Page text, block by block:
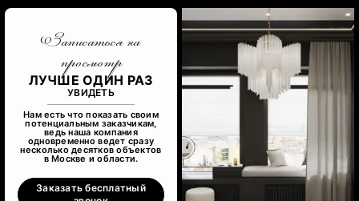
Записаться на
просмотр
ЛУЧШЕ ОДИН РАЗ
УВИДЕТЬ
Нам есть что показать своим
потенциальным заказчикам,
ведь наша компания
одновременно ведет сразу
несколько десятков объектов
в Москве и области.
Заказать бесплатный